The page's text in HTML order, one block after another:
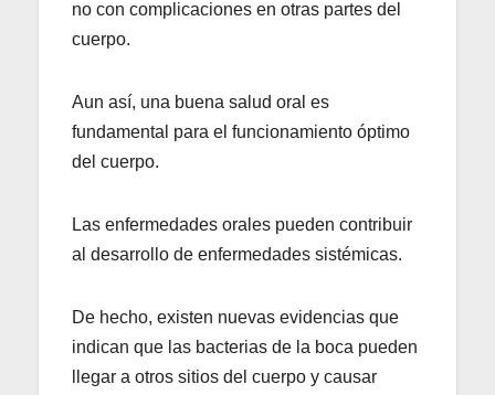
no con complicaciones en otras partes del
cuerpo.
Aun así, una buena salud oral es
fundamental para el funcionamiento óptimo
del cuerpo.
Las enfermedades orales pueden contribuir
al desarrollo de enfermedades sistémicas.
De hecho, existen nuevas evidencias que
indican que las bacterias de la boca pueden
llegar a otros sitios del cuerpo y causar